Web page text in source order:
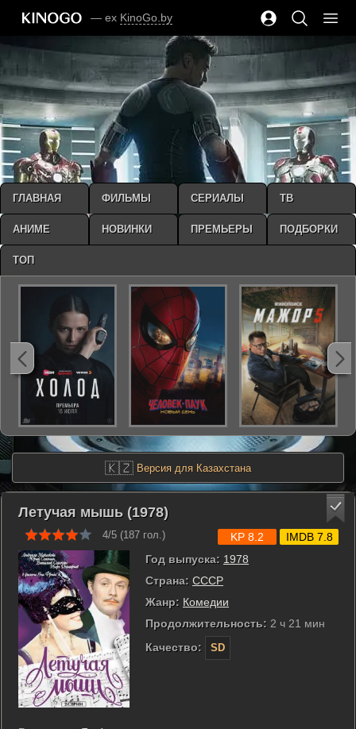
— ex KinoGo.by
🇰🇿 Версия для Казахстана
Летучая мышь (1978)
4/5 (187 гол.)
Год выпуска: 1978
Страна: СССР
Жанр: Комедии
Продолжительность: 2 ч 21 мин
Качество:
SD
KP 8.2 IMDB 7.8
ГЛАВНАЯ ФИЛЬМЫ СЕРИАЛЫ ТВ
АНИМЕ НОВИНКИ ПРЕМЬЕРЫ ПОДБОРКИ
ТОП